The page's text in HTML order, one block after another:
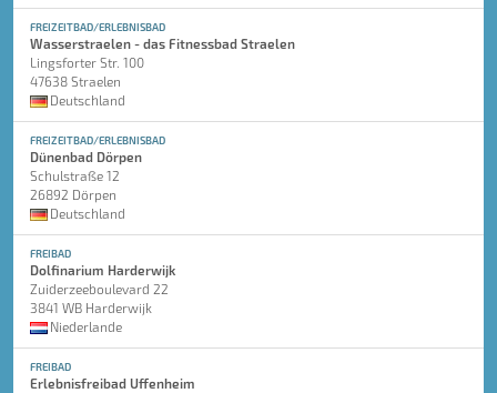
FREIZEITBAD/ERLEBNISBAD
Wasserstraelen - das Fitnessbad Straelen
Lingsforter Str. 100
47638 Straelen
Deutschland
FREIZEITBAD/ERLEBNISBAD
Dünenbad Dörpen
Schulstraße 12
26892 Dörpen
Deutschland
FREIBAD
Dolfinarium Harderwijk
Zuiderzeeboulevard 22
3841 WB Harderwijk
Niederlande
FREIBAD
Erlebnisfreibad Uffenheim